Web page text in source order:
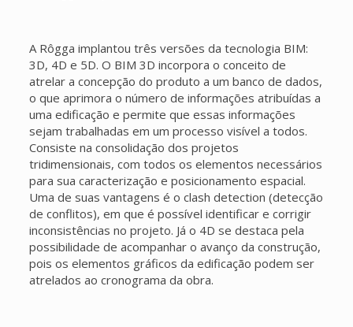
A Rôgga implantou três versões da tecnologia BIM:
3D, 4D e 5D. O BIM 3D incorpora o conceito de
atrelar a concepção do produto a um banco de dados,
o que aprimora o número de informações atribuídas a
uma edificação e permite que essas informações
sejam trabalhadas em um processo visível a todos.
Consiste na consolidação dos projetos
tridimensionais, com todos os elementos necessários
para sua caracterização e posicionamento espacial.
Uma de suas vantagens é o clash detection (detecção
de conflitos), em que é possível identificar e corrigir
inconsistências no projeto. Já o 4D se destaca pela
possibilidade de acompanhar o avanço da construção,
pois os elementos gráficos da edificação podem ser
atrelados ao cronograma da obra.